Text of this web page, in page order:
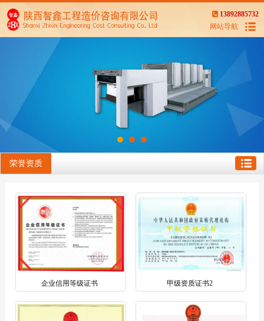
13892885732
网站导航
荣誉资质
企业信用等级证书 甲级资质证书2